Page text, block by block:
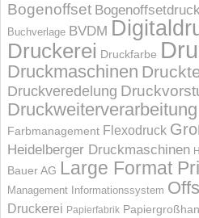
Bogenoffset Bogenoffsetdruck
Buchverlage BVDM
Druckerei Druckfarbe
Druckmaschinen
Druckveredelung
Druckweiterverarbeitung
Farbmanagement Flexodruck
Heidelberger Druckmaschinen
Bauer AG Large Format
Management Informations­system
Druckerei Papierfabrik